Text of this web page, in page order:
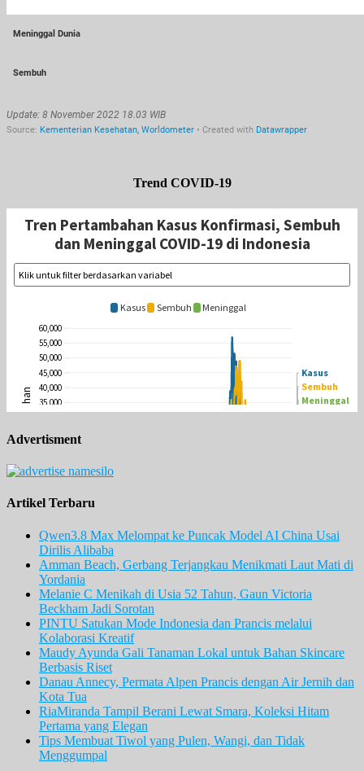
Trend COVID-19
Advertisment
Artikel Terbaru
Qwen3.8 Max Melompat ke Puncak Model AI China Usai
Dirilis Alibaba
Amman Beach, Gerbang Terjangkau Menikmati Laut Mati di
Yordania
Melanie C Menikah di Usia 52 Tahun, Gaun Victoria
Beckham Jadi Sorotan
PINTU Satukan Mode Indonesia dan Prancis melalui
Kolaborasi Kreatif
Maudy Ayunda Gali Tanaman Lokal untuk Bahan Skincare
Berbasis Riset
Danau Annecy, Permata Alpen Prancis dengan Air Jernih dan
Kota Tua
RiaMiranda Tampil Berani Lewat Smara, Koleksi Hitam
Pertama yang Elegan
Tips Membuat Tiwol yang Pulen, Wangi, dan Tidak
Menggumpal